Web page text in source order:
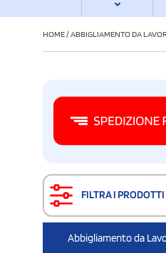
HOME/ABBIGLIAMENTO DA
FILTRA I PRODOTTI
Abbigliamento da